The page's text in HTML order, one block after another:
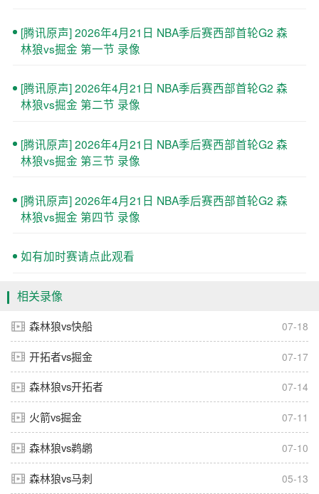
[腾讯原声] 2026年4月21日 NBA季后赛西部首轮G2 森
林狼vs掘金 第一节 录像
[腾讯原声] 2026年4月21日 NBA季后赛西部首轮G2 森
林狼vs掘金 第二节 录像
[腾讯原声] 2026年4月21日 NBA季后赛西部首轮G2 森
林狼vs掘金 第三节 录像
[腾讯原声] 2026年4月21日 NBA季后赛西部首轮G2 森
林狼vs掘金 第四节 录像
如有加时赛请点此观看
相关录像
森林狼vs快船 07-18
开拓者vs掘金 07-17
森林狼vs开拓者 07-14
火箭vs掘金 07-11
森林狼vs鹈鹕 07-10
森林狼vs马刺 05-13